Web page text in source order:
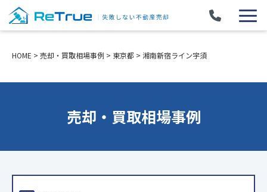
HOME > 売却・買取相場事例 > 東京都 > 湘南新宿ライン宇須
売却・買取相場事例